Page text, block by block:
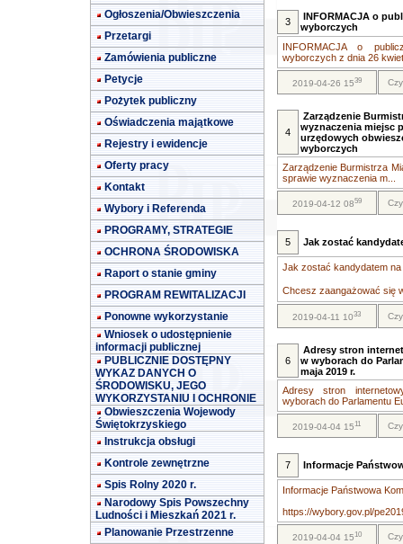
Ogłoszenia/Obwieszczenia
Przetargi
Zamówienia publiczne
Petycje
Pożytek publiczny
Oświadczenia majątkowe
Rejestry i ewidencje
Oferty pracy
Kontakt
Wybory i Referenda
PROGRAMY, STRATEGIE
OCHRONA ŚRODOWISKA
Raport o stanie gminy
PROGRAM REWITALIZACJI
Ponowne wykorzystanie
Wniosek o udostępnienie
informacji publicznej
PUBLICZNIE DOSTĘPNY
WYKAZ DANYCH O
ŚRODOWISKU, JEGO
WYKORZYSTANIU I OCHRONIE
Obwieszczenia Wojewody
Świętokrzyskiego
Instrukcja obsługi
Kontrole zewnętrzne
Spis Rolny 2020 r.
Narodowy Spis Powszechny
Ludności i Mieszkań 2021 r.
Planowanie Przestrzenne
3
INFORMACJA o
wyborczych
INFORMACJA o
wyborczych z dnia 26
2019-04-26 1539
4
Zarządzenie
wyznaczenia miejsc
urzędowych
wyborczych
Zarządzenie Burmistrza
sprawie wyznaczenia m...
2019-04-12 0859
5 Jak zostać
Jak zostać kandydatem na
Chcesz zaangażować się
2019-04-11 1033
6
Adresy stron
w wyborach do
maja 2019 r.
Adresy stron
wyborach do Parlamentu
2019-04-04 1511
7 Informacje
Informacje Państwowa
https://wybory.gov.pl/
2019-04-04 1510